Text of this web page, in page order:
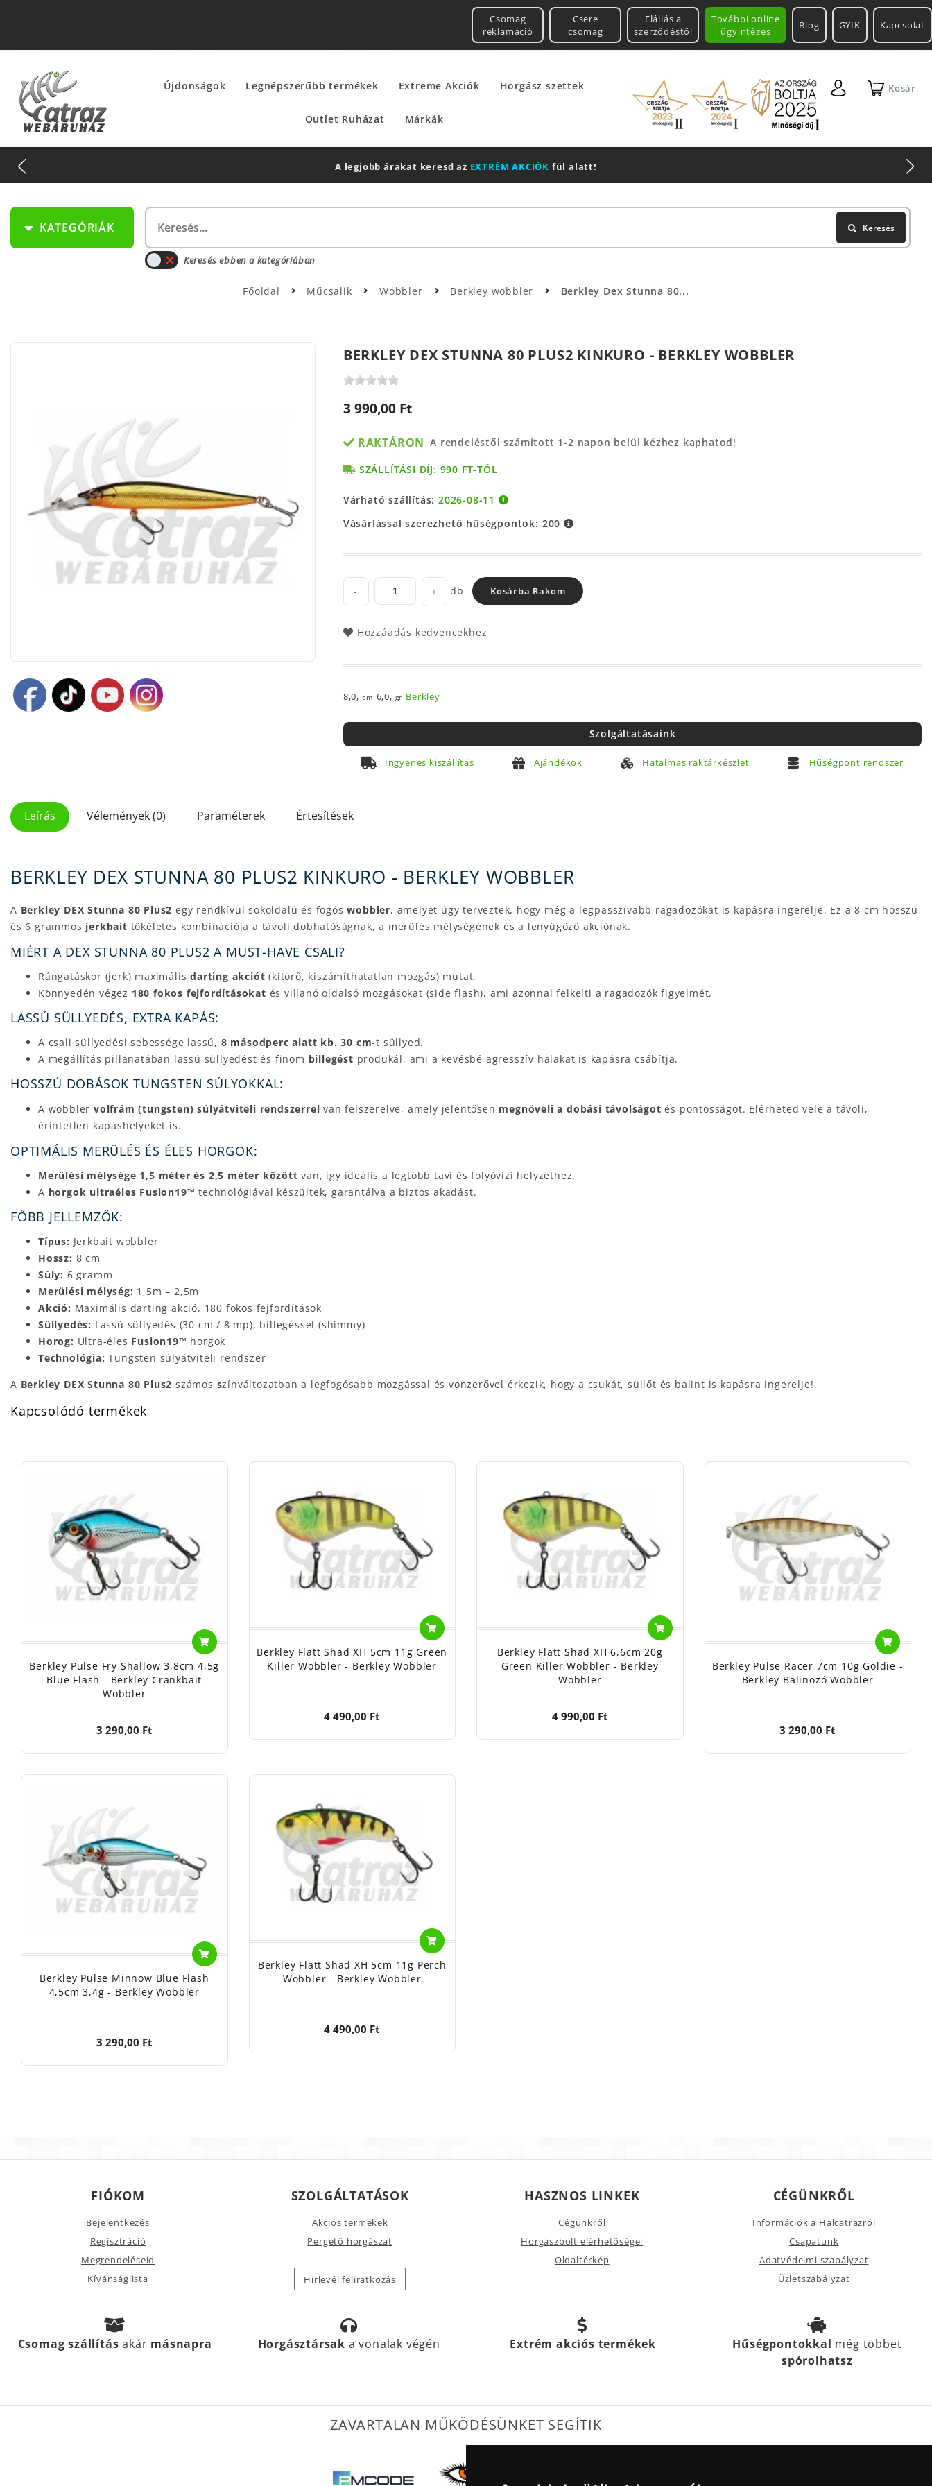
További online
ügyintézés
Csomag
reklamáció
Csere
csomag
Elállás a
szerződéstől
Blog GYIK Kapcsolat
Újdonságok Legnépszerűbb termékek Extreme Akciók Horgász szettek
Outlet Ruházat Márkák
Kosár
A legjobb árakat keresd az EXTRÉM AKCIÓK fül alatt!
KATEGÓRIÁK Keresés
Keresés ebben a kategóriában
Főoldal Műcsalik Wobbler Berkley wobbler Berkley Dex Stunna 80...
BERKLEY DEX STUNNA 80 PLUS2 KINKURO - BERKLEY WOBBLER
3 990,00 Ft
RAKTÁRON A rendeléstől számított 1-2 napon belül kézhez kaphatod!
SZÁLLÍTÁSI DÍJ: 990 FT-TÓL
Várható szállítás:2026-08-11
Vásárlással szerezhető hűségpontok: 200
- + db Kosárba Rakom
Hozzáadás kedvencekhez
8,0, cm 6,0, gr Berkley
Szolgáltatásaink
Ingyenes kiszállítás Ajándékok Hatalmas raktárkészlet Hűségpont rendszer
Leírás Vélemények (0) Paraméterek Értesítések
BERKLEY DEX STUNNA 80 PLUS2 KINKURO - BERKLEY WOBBLER
A Berkley DEX Stunna 80 Plus2 egy rendkívül sokoldalú és fogóswobbler, amelyet úgy terveztek, hogy még a legpasszívabb ragadozókat is kapásra ingerelje. Ez a 8 cm hosszú
és 6 grammos jerkbait tökéletes kombinációja a távoli dobhatóságnak, a merülés mélységének és a lenyűgöző akciónak.
MIÉRT A DEX STUNNA 80 PLUS2 A MUST-HAVE CSALI?
Rángatáskor (jerk) maximálisdarting akciót (kitörő, kiszámíthatatlan mozgás) mutat.
Könnyedén végez 180 fokos fejfordításokat és villanó oldalsó mozgásokat (side flash), ami azonnal felkelti a ragadozók figyelmét.
LASSÚ SÜLLYEDÉS, EXTRA KAPÁS:
A csali süllyedési sebessége lassú, 8 másodperc alatt kb. 30 cm-t süllyed.
A megállítás pillanatában lassú süllyedést és finom billegést produkál, ami a kevésbé agresszív halakat is kapásra csábítja.
HOSSZÚ DOBÁSOK TUNGSTEN SÚLYOKKAL:
A wobbler volfrám (tungsten) súlyátviteli rendszerrel van felszerelve, amely jelentősen megnöveli a dobási távolságot és pontosságot. Elérheted vele a távoli,
érintetlen kapáshelyeket is.
OPTIMÁLIS MERÜLÉS ÉS ÉLES HORGOK:
Merülési mélysége 1,5 méter és 2,5 méter között van, így ideális a legtöbb tavi és folyóvízi helyzethez.
A horgok ultraéles Fusion19™ technológiával készültek, garantálva a biztos akadást.
FŐBB JELLEMZŐK:
Típus: Jerkbait wobbler
Hossz: 8 cm
Súly: 6 gramm
Merülési mélység: 1,5m – 2,5m
Akció: Maximális darting akció, 180 fokos fejfordítások
Süllyedés: Lassú süllyedés (30 cm / 8 mp), billegéssel (shimmy)
Horog: Ultra-éles Fusion19™ horgok
Technológia: Tungsten súlyátviteli rendszer
A Berkley DEX Stunna 80 Plus2számos színváltozatban a legfogósabb mozgással és vonzerővel érkezik, hogy a csukát, süllőt és balint is kapásra ingerelje!
Kapcsolódó termékek
Berkley Pulse Fry Shallow 3,8cm 4,5g
Blue Flash - Berkley Crankbait
Wobbler
3 290,00 Ft
Berkley Flatt Shad XH 5cm 11g Green
Killer Wobbler - Berkley Wobbler
4 490,00 Ft
Berkley Flatt Shad XH 6,6cm 20g
Green Killer Wobbler - Berkley
Wobbler
4 990,00 Ft
Berkley Pulse Racer 7cm 10g Goldie -
Berkley Balinozó Wobbler
3 290,00 Ft
Berkley Pulse Minnow Blue Flash
4,5cm 3,4g - Berkley Wobbler
3 290,00 Ft
Berkley Flatt Shad XH 5cm 11g Perch
Wobbler - Berkley Wobbler
4 490,00 Ft
FIÓKOM
Bejelentkezés
Regisztráció
Megrendeléseid
Kívánságlista
SZOLGÁLTATÁSOK
Akciós termékek
Pergető horgászat
Hírlevél feliratkozás
HASZNOS LINKEK
Cégünkről
Horgászbolt elérhetőségei
Oldaltérkép
CÉGÜNKRŐL
Információk a Halcatrazról
Csapatunk
Adatvédelmi szabályzat
Üzletszabályzat
Csomag szállításakár másnapra Horgásztársak a vonalak végén Extrém akciós termékek Hűségpontokkal még többet
spórolhatsz
ZAVARTALAN MŰKÖDÉSÜNKET SEGÍTIK